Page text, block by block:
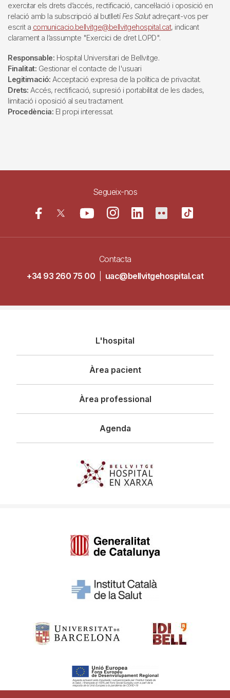
exercitar els drets d’accés, rectificació, cancel·lació i oposició en
relació amb la subscripció al butlletí Fes Salutadreçant-vos per
escrit a comunicacio.bellvitge@bellvitgehospital.cat, indicant
clarament a l’assumpte "Exercici de dret LOPD".
Responsable: Hospital Universitari de Bellvitge.
Finalitat: Gestionar el contacte de l'usuari
Legitimació: Acceptació expresa de la política de privacitat.
Drets: Accés, rectificació, supresió i portabilitat de les dades,
limitació i oposició al seu tractament.
Procedència: El propi interessat.
Segueix-nos
Contacta
+34 93 260 75 00
uac@bellvitgehospital.cat
principal
L'hospital
Àrea pacient
Àrea professional
Agenda